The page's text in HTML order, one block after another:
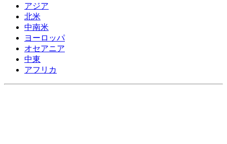
アジア
北米
中南米
ヨーロッパ
オセアニア
中東
アフリカ